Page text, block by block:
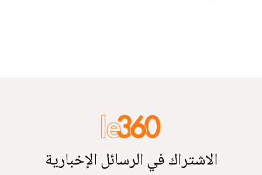
الاشتراك في الرسائل الإخبارية